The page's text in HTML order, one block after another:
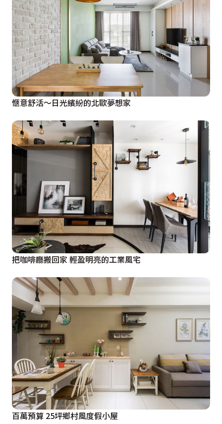
愜意舒活〜日光繽紛的北歐夢想家
把咖啡廳搬回家 輕盈明亮的工業風宅
百萬預算 25坪鄉村風度假小屋